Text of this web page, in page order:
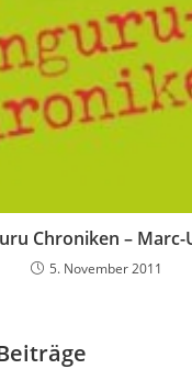
Chroniken – Marc-
5. November 2011